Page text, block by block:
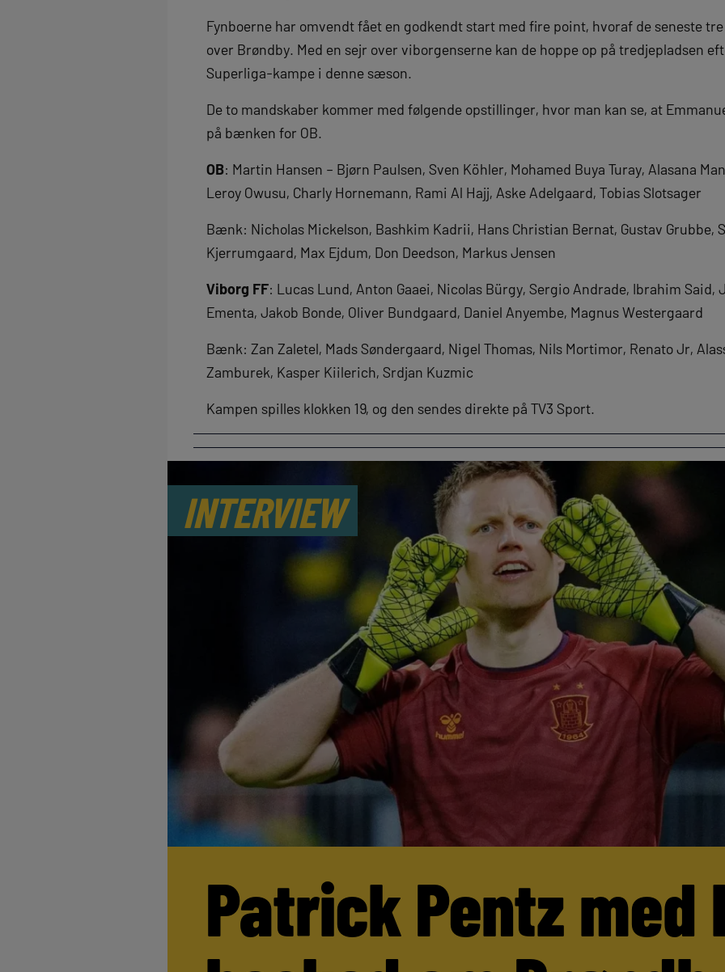
Fynboerne har omvendt fået en godkendt start med fire point, hvoraf de seneste
over Brøndby. Med en sejr over viborgenserne kan de hoppe op på tredjepladsen
Superliga-kampe i denne sæson.
De to mandskaber kommer med følgende opstillinger, hvor man kan se, at
på bænken for OB.
OB: Martin Hansen – Bjørn Paulsen, Sven Köhler, Mohamed Buya Turay, Alasana
Leroy Owusu, Charly Hornemann, Rami Al Hajj, Aske Adelgaard, Tobias Slotsager
Bænk: Nicholas Mickelson, Bashkim Kadrii, Hans Christian Bernat, Gustav Grubbe,
Kjerrumgaard, Max Ejdum, Don Deedson, Markus Jensen
Viborg FF: Lucas Lund, Anton Gaaei, Nicolas Bürgy, Sergio Andrade, Ibrahim Said,
Ementa, Jakob Bonde, Oliver Bundgaard, Daniel Anyembe, Magnus Westergaard
Bænk: Zan Zaletel, Mads Søndergaard, Nigel Thomas, Nils Mortimor, Renato Jr,
Zamburek, Kasper Kiilerich, Srdjan Kuzmic
Kampen spilles klokken 19, og den sendes direkte på TV3 Sport.
INTERVIEW
Patrick Pentz med